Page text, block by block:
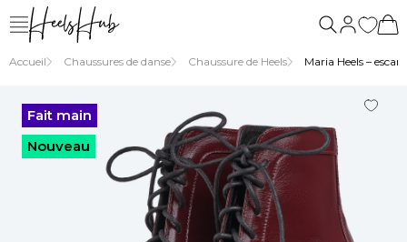
nous
Accueil Chaussures de danse Chaussure de Heels Maria Heels –
Fait main
Nouveau